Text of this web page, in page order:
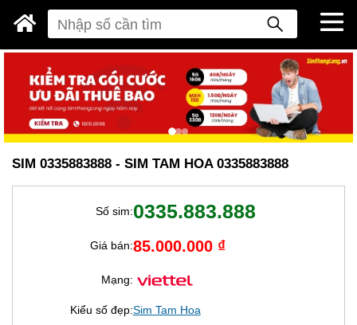
SIM 0335883888 - SIM TAM HOA 0335883888
Số sim:0335.883.888
Giá bán:85.000.000 ₫
Mạng:
Kiểu số đẹp:Sim Tam Hoa